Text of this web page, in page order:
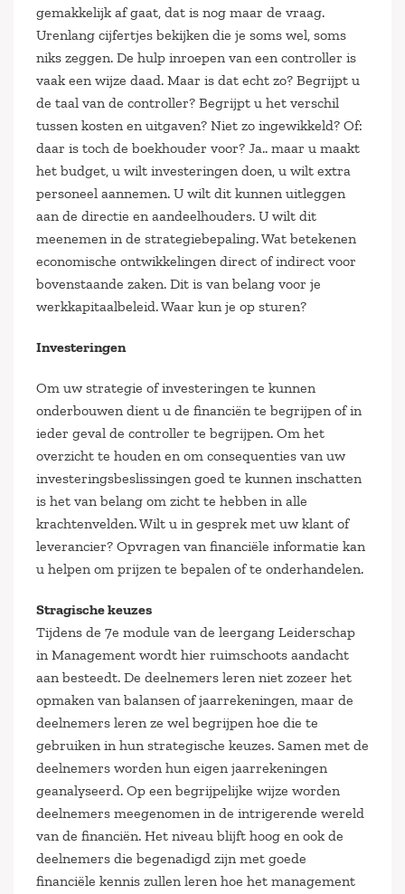
gemakkelijk af gaat, dat is nog maar de vraag.
Urenlang cijfertjes bekijken die je soms wel, soms
niks zeggen. De hulp inroepen van een controller is
vaak een wijze daad. Maar is dat echt zo? Begrijpt u
de taal van de controller? Begrijpt u het verschil
tussen kosten en uitgaven? Niet zo ingewikkeld? Of:
daar is toch de boekhouder voor? Ja.. maar u maakt
het budget, u wilt investeringen doen, u wilt extra
personeel aannemen. U wilt dit kunnen uitleggen
aan de directie en aandeelhouders. U wilt dit
meenemen in de strategiebepaling. Wat betekenen
economische ontwikkelingen direct of indirect voor
bovenstaande zaken. Dit is van belang voor je
werkkapitaalbeleid. Waar kun je op sturen?
Investeringen
Om uw strategie of investeringen te kunnen
onderbouwen dient u de financiën te begrijpen of in
ieder geval de controller te begrijpen. Om het
overzicht te houden en om consequenties van uw
investeringsbeslissingen goed te kunnen inschatten
is het van belang om zicht te hebben in alle
krachtenvelden. Wilt u in gesprek met uw klant of
leverancier? Opvragen van financiële informatie kan
u helpen om prijzen te bepalen of te onderhandelen.
Stragische keuzes
Tijdens de 7e module van de leergang Leiderschap
in Management wordt hier ruimschoots aandacht
aan besteedt. De deelnemers leren niet zozeer het
opmaken van balansen of jaarrekeningen, maar de
deelnemers leren ze wel begrijpen hoe die te
gebruiken in hun strategische keuzes. Samen met de
deelnemers worden hun eigen jaarrekeningen
geanalyseerd. Op een begrijpelijke wijze worden
deelnemers meegenomen in de intrigerende wereld
van de financiën. Het niveau blijft hoog en ook de
deelnemers die begenadigd zijn met goede
financiële kennis zullen leren hoe het management